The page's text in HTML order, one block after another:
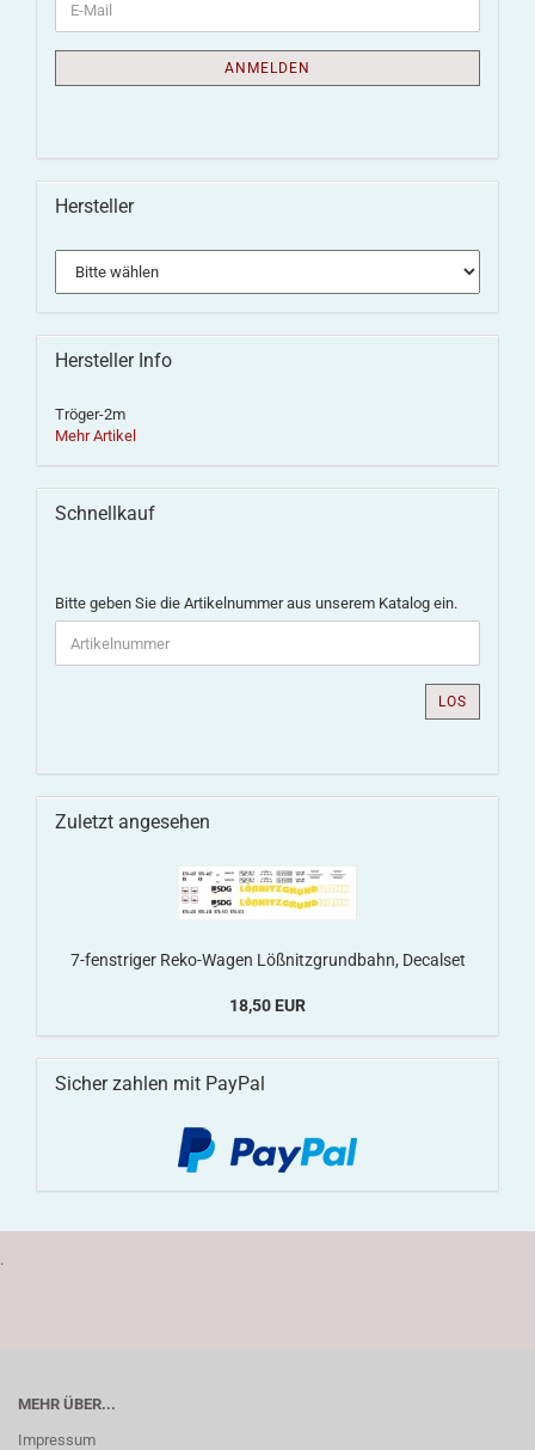
ANMELDEN
Hersteller
Hersteller Info
Tröger-2m
Mehr Artikel
Schnellkauf
Bitte geben Sie die Artikelnummer aus unserem Katalog ein.
LOS
Zuletzt angesehen
7-fenstriger Reko-Wagen Lößnitzgrundbahn, Decalset
18,50 EUR
Sicher zahlen mit PayPal
.
MEHR ÜBER...
Impressum